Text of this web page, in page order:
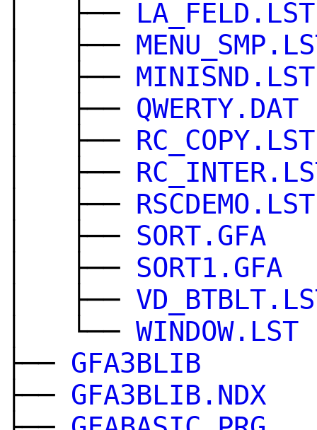
│ ├── LA_FELD.LST
│ ├──
│ ├── MINISND.LST
│ ├── QWERTY.DAT
│ ├── RC_COPY.LST
│ ├──
│ ├── RSCDEMO.LST
│ ├── SORT.GFA
│ ├── SORT1.GFA
│ ├──
│ └── WINDOW.LST
├── GFA3BLIB
├── GFA3BLIB.NDX